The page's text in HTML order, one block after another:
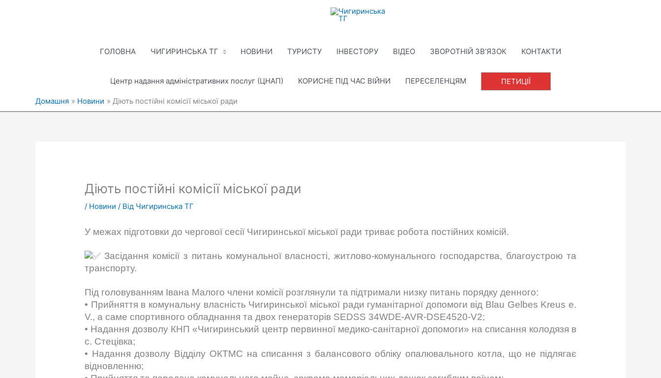
ГОЛОВНА ЧИГИРИНСЬКА ТГ НОВИНИ ТУРИСТУ ІНВЕСТОРУ ВІДЕО ЗВОРОТНІЙ ЗВ’ЯЗОК КОНТАКТИ
Центр надання адміністративних послуг (ЦНАП) КОРИСНЕ ПІД ЧАС ВІЙНИ ПЕРЕСЕЛЕНЦЯМ ПЕТИЦІЇ
Домашня Новини Діють постійні комісії міської ради
Діють постійні комісії міської ради
/ Новини / Від Чигиринська ТГ
У межах підготовки до чергової сесії Чигиринської міської ради триває робота постійних комісій.
Засідання комісії з питань комунальної власності, житлово-комунального господарства, благоустрою та
транспорту.
Під головуванням Івана Малого члени комісії розглянули та підтримали низку питань порядку денного:
• Прийняття в комунальну власність Чигиринської міської ради гуманітарної допомоги від Blau Gelbes Kreus e.
V., а саме спортивного обладнання та двох генераторів SEDSS 34WDE-AVR-DSE4520-V2;
• Надання дозволу КНП «Чигиринський центр первинної медико-санітарної допомоги» на списання колодязя в
с. Стецівка;
• Надання дозволу Відділу ОКТМС на списання з балансового обліку опалювального котла, що не підлягає
відновленню;